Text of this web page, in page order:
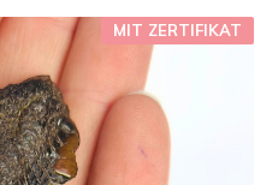
MIT ZERTIFIKAT